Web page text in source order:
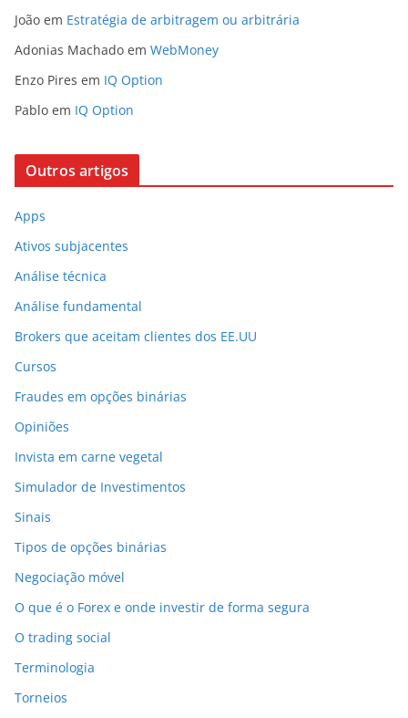
João em Estratégia de arbitragem ou arbitrária
Adonias Machado em WebMoney
Enzo Pires em IQ Option
Pablo em IQ Option
Outros artigos
Apps
Ativos subjacentes
Análise técnica
Análise fundamental
Brokers que aceitam clientes dos EE.UU
Cursos
Fraudes em opções binárias
Opiniões
Invista em carne vegetal
Simulador de Investimentos
Sinais
Tipos de opções binárias
Negociação móvel
O que é o Forex e onde investir de forma segura
O trading social
Terminologia
Torneios